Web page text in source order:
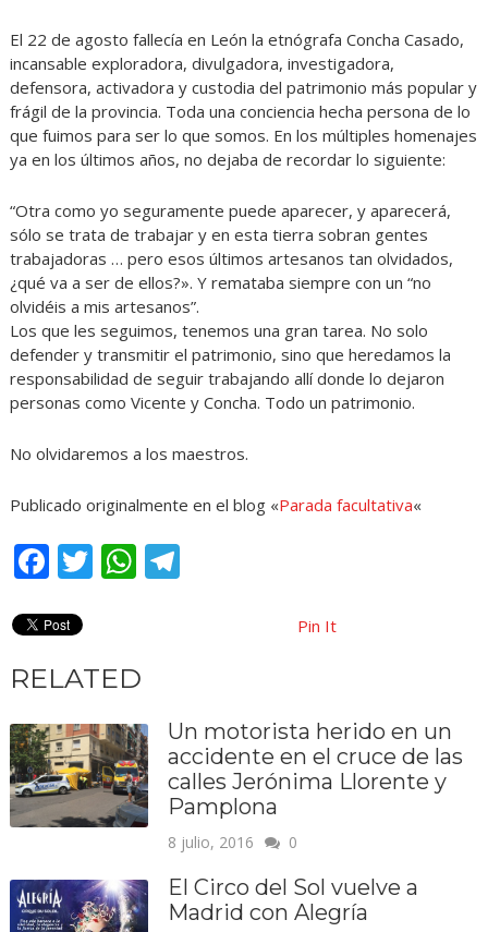
El 22 de agosto fallecía en León la etnógrafa Concha Casado,
incansable exploradora, divulgadora, investigadora,
defensora, activadora y custodia del patrimonio más popular y
frágil de la provincia. Toda una conciencia hecha persona de lo
que fuimos para ser lo que somos. En los múltiples homenajes
ya en los últimos años, no dejaba de recordar lo siguiente:
“Otra como yo seguramente puede aparecer, y aparecerá,
sólo se trata de trabajar y en esta tierra sobran gentes
trabajadoras … pero esos últimos artesanos tan olvidados,
¿qué va a ser de ellos?». Y remataba siempre con un “no
olvidéis a mis artesanos”.
Los que les seguimos, tenemos una gran tarea. No solo
defender y transmitir el patrimonio, sino que heredamos la
responsabilidad de seguir trabajando allí donde lo dejaron
personas como Vicente y Concha. Todo un patrimonio.
No olvidaremos a los maestros.
Publicado originalmente en el blog «Parada facultativa«
Facebook
Twitter
WhatsApp
Telegram
Pin It
RELATED
Un motorista herido en un
accidente en el cruce de las
calles Jerónima Llorente y
Pamplona
8 julio, 2016 0
El Circo del Sol vuelve a
Madrid con Alegría